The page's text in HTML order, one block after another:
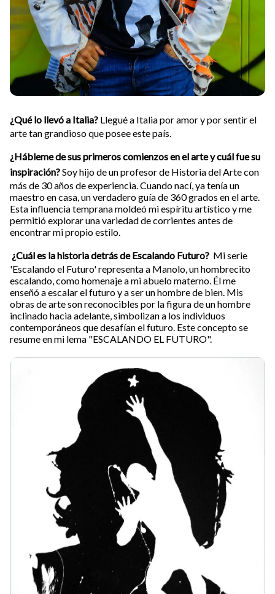
¿Qué lo llevó a Italia? Llegué a Italia por amor y por sentir el
arte tan grandioso que posee este país.
¿Hábleme de sus primeros comienzos en el arte y cuál fue su
inspiración?Soy hijo de un profesor de Historia del Arte con
más de 30 años de experiencia. Cuando nací, ya tenía un
maestro en casa, un verdadero guía de 360 grados en el arte.
Esta influencia temprana moldeó mi espíritu artístico y me
permitió explorar una variedad de corrientes antes de
encontrar mi propio estilo.
¿Cuál es la historia detrás de Escalando Futuro? Mi serie
'Escalando el Futuro' representa a Manolo, un hombrecito
escalando, como homenaje a mi abuelo materno. Él me
enseñó a escalar el futuro y a ser un hombre de bien. Mis
obras de arte son reconocibles por la figura de un hombre
inclinado hacia adelante, simbolizan a los individuos
contemporáneos que desafían el futuro. Este concepto se
resume en mi lema "ESCALANDO EL FUTURO".